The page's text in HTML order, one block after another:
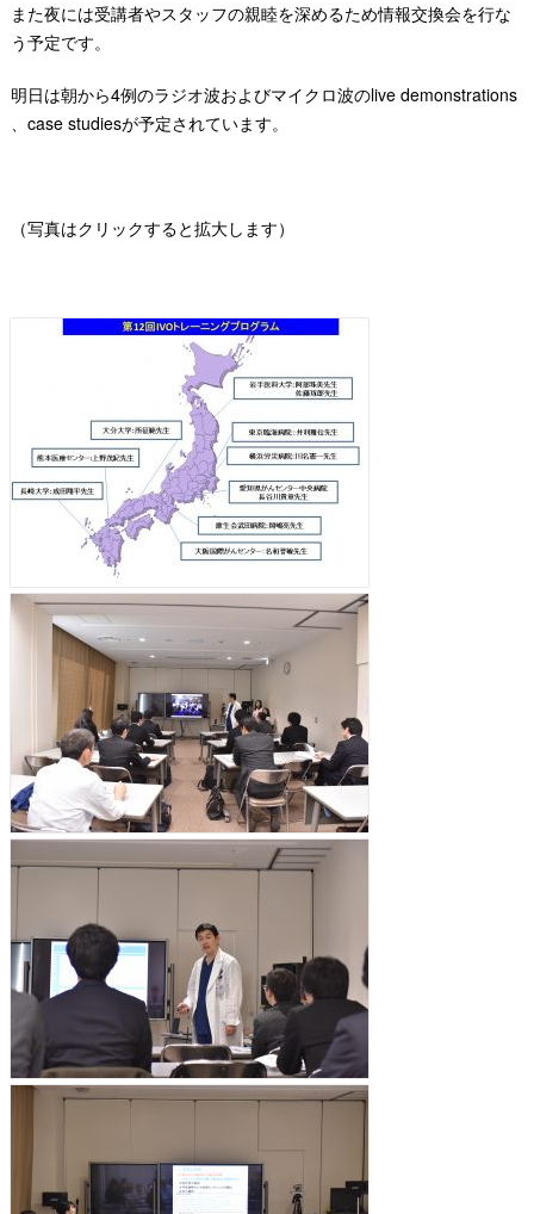
また夜には受講者やスタッフの親睦を深めるため情報交換会を行な
う予定です。
明日は朝から4例のラジオ波およびマイクロ波のlive demonstrations
、 case studiesが予定されています。
（写真はクリックすると拡大します）